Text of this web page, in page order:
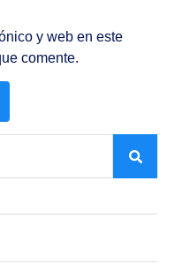
y web en este
comente.